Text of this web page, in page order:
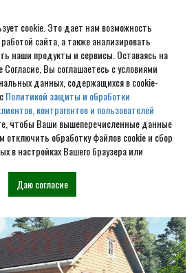
cookie. Это дает нам возможность
сайта, а также анализировать
наши продукты и сервисы. Оставаясь на
Согласие, Вы соглашаетесь с условиями
данных, содержащихся в cookie-
Политикой защиты и обработки
контрагентов и пользователей
чтобы Ваши вышеперечисленные данные
отключить обработку файлов cookie и сбор
в настройках Вашего браузера или
Даю согласие
домов под